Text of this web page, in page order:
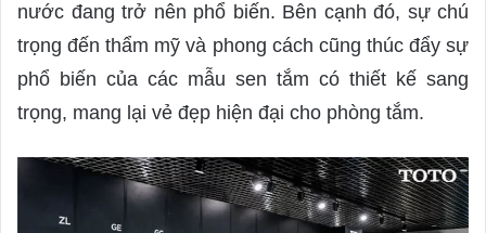
nước đang trở nên phổ biến. Bên cạnh đó, sự chú
trọng đến thẩm mỹ và phong cách cũng thúc đẩy sự
phổ biến của các mẫu sen tắm có thiết kế sang
trọng, mang lại vẻ đẹp hiện đại cho phòng tắm.